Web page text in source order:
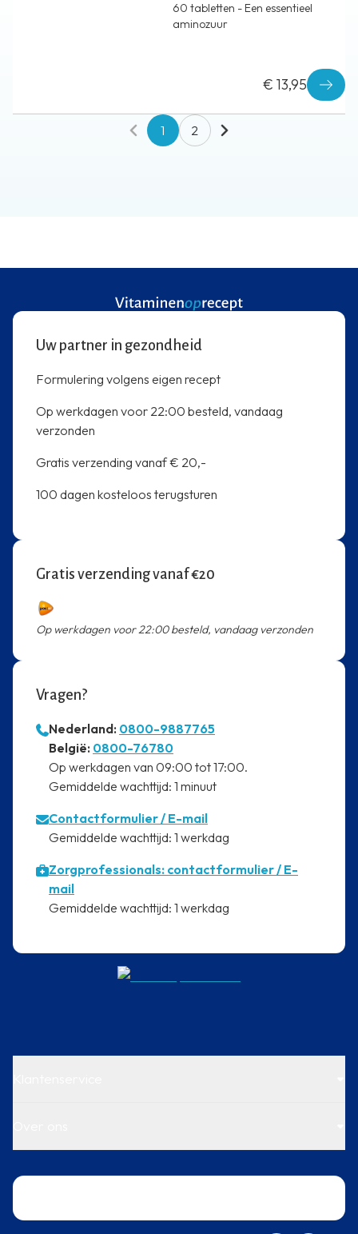
60 tabletten - Een essentieel
aminozuur
€ 13,95
1 2
Uw partner in gezondheid
Formulering volgens eigen recept
Op werkdagen voor 22:00 besteld, vandaag
verzonden
Gratis verzending vanaf € 20,-
100 dagen kosteloos terugsturen
Gratis verzending vanaf €20
Op werkdagen voor 22:00 besteld, vandaag verzonden
Vragen?
Nederland: 0800-9887765
⁠België: 0800-76780
⁠Op werkdagen van 09:00 tot 17:00.
⁠Gemiddelde wachttijd: 1 minuut
Contactformulier/ E-mail
⁠Gemiddelde wachttijd: 1 werkdag
Zorgprofessionals: contactformulier / E-
mail
⁠Gemiddelde wachttijd: 1 werkdag